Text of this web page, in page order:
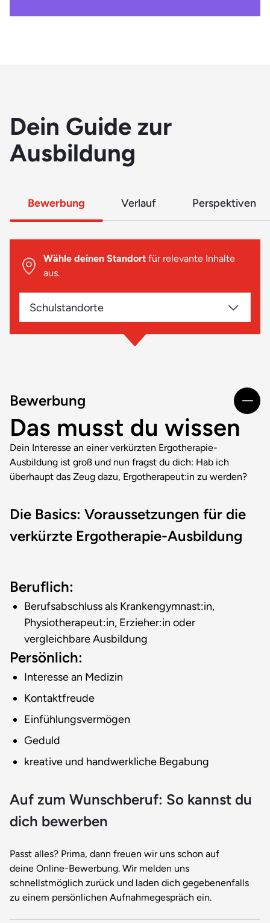
Dein Guide zur
Ausbildung
Bewerbung Verlauf Perspektiven
Wähle deinen Standort für relevante Inhalte
aus.
Schulstandorte
Bewerbung
Das musst du wissen
Dein Interesse an einer verkürzten Ergotherapie-
Ausbildung ist groß und nun fragst du dich: Hab ich
überhaupt das Zeug dazu, Ergotherapeut:in zu werden?
Die Basics: Voraussetzungen für die
verkürzte Ergotherapie-Ausbildung
Beruflich:
Berufsabschluss als Krankengymnast:in,
Physiotherapeut:in, Erzieher:in oder
vergleichbare Ausbildung
Persönlich:
Interesse an Medizin
Kontaktfreude
Einfühlungsvermögen
Geduld
kreative und handwerkliche Begabung
Auf zum Wunschberuf: So kannst du
dich bewerben
Passt alles? Prima, dann freuen wir uns schon auf
deine Online-Bewerbung. Wir melden uns
schnellstmöglich zurück und laden dich gegebenenfalls
zu einem persönlichen Aufnahmegespräch ein.